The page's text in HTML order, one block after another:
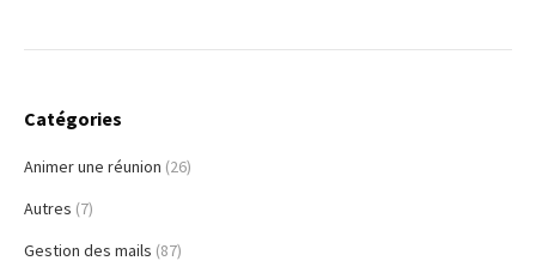
Catégories
Animer une réunion (26)
Autres (7)
Gestion des mails (87)